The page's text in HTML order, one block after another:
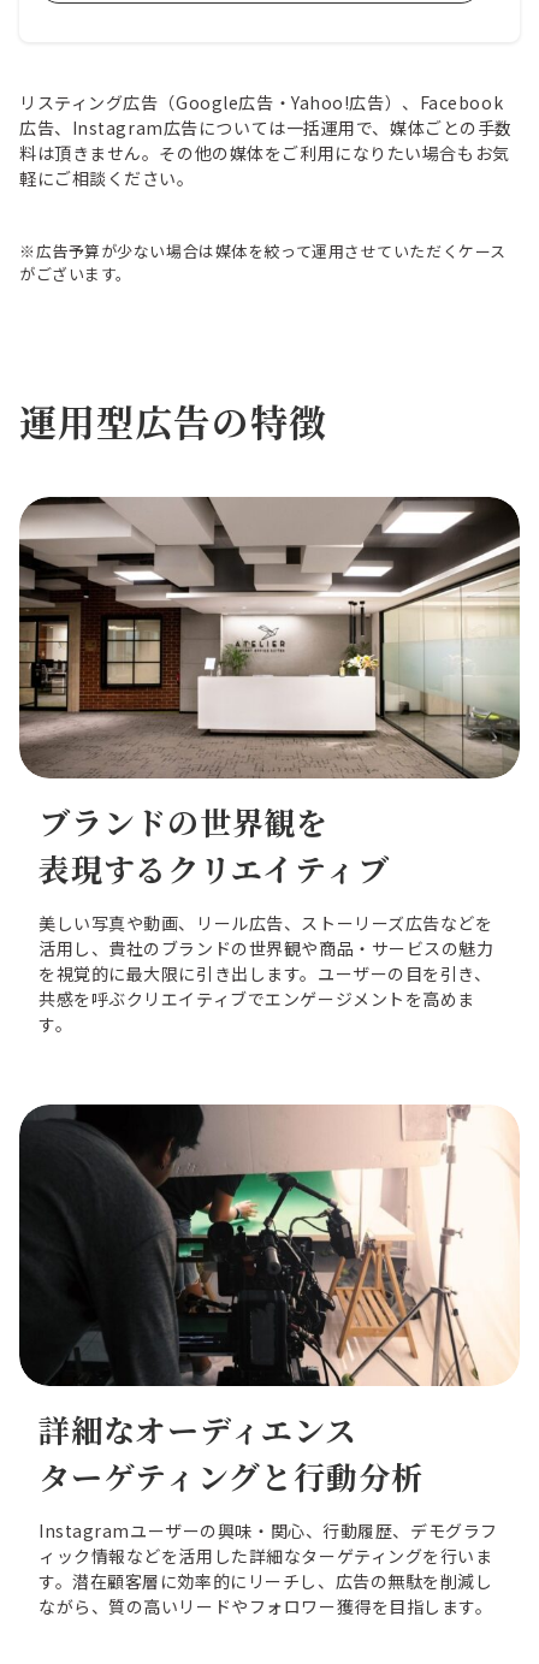
リスティング広告（Google広告・Yahoo!広告）、Facebook
広告、Instagram広告については一括運用で、媒体ごとの手数
料は頂きません。その他の媒体をご利用になりたい場合もお気
軽にご相談ください。
※広告予算が少ない場合は媒体を絞って運用させていただくケース
がございます。
運用型広告の特徴
ブランドの世界観を
表現するクリエイティブ
美しい写真や動画、リール広告、ストーリーズ広告などを
活用し、貴社のブランドの世界観や商品・サービスの魅力
を視覚的に最大限に引き出します。ユーザーの目を引き、
共感を呼ぶクリエイティブでエンゲージメントを高めま
す。
詳細なオーディエンス
ターゲティングと行動分析
Instagramユーザーの興味・関心、行動履歴、デモグラフ
ィック情報などを活用した詳細なターゲティングを行いま
す。潜在顧客層に効率的にリーチし、広告の無駄を削減し
ながら、質の高いリードやフォロワー獲得を目指します。